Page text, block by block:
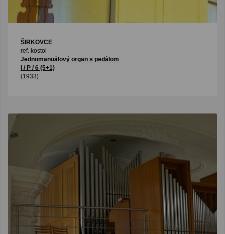
ŠIRKOVCE
ref. kostol
Jednomanuálový organ s pedálom
I / P / 6 (5+1)
(1933)